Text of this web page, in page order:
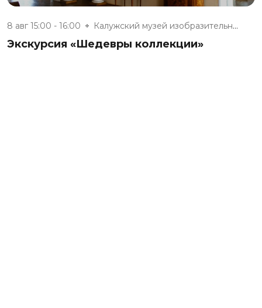
8 авг 15:00 - 16:00 Калужский музей изобразительны...
Экскурсия «Шедевры коллекции»